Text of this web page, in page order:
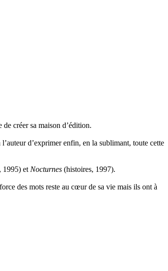
créer sa maison d’édition.
d’exprimer enfin, en la sublimant, toute cette
1995) et Nocturnes (histoires, 1997).
des mots reste au cœur de sa vie mais ils ont à